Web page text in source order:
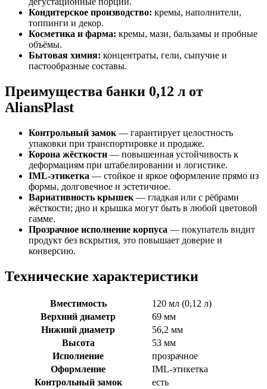
Кондитерское производство: кремы, наполнители,
топпинги и декор.
Косметика и фарма: кремы, мази, бальзамы и пробные
объёмы.
Бытовая химия: концентраты, гели, сыпучие и
пастообразные составы.
Преимущества банки 0,12 л от
AliansPlast
Контрольный замок — гарантирует целостность
упаковки при транспортировке и продаже.
Корона жёсткости — повышенная устойчивость к
деформациям при штабелировании и логистике.
IML-этикетка — стойкое и яркое оформление прямо из
формы, долговечное и эстетичное.
Вариативность крышек — гладкая или с рёбрами
жёсткости; дно и крышка могут быть в любой цветовой
гамме.
Прозрачное исполнение корпуса — покупатель видит
продукт без вскрытия, это повышает доверие и
конверсию.
Технические характеристики
Вместимость
120 мл (0,12 л)
Верхний диаметр
69 мм
Нижний диаметр
56,2 мм
Высота
53 мм
Исполнение
прозрачное
Оформление
IML-этикетка
Контрольный замок
есть